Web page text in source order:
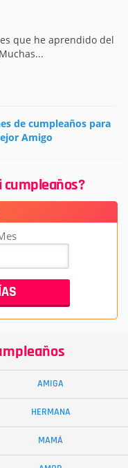
que he aprendido del
de cumpleaños para
Amigo
AMIGA
HERMANA
MAMÁ